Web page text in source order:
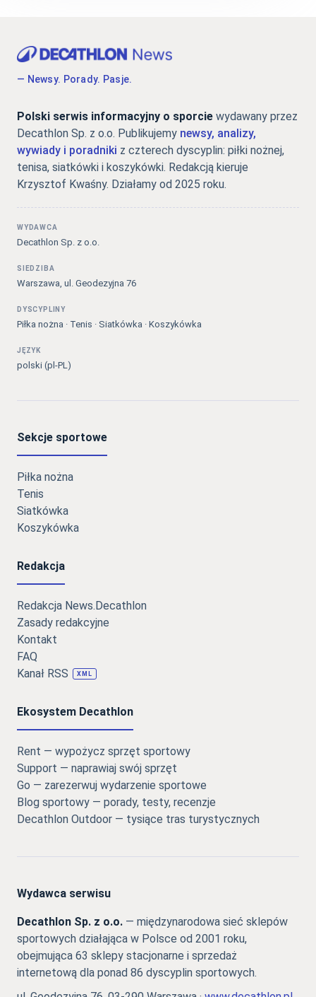
— Newsy. Porady. Pasje.
Polski serwis informacyjny o sporcie wydawany przez
Decathlon Sp. z o.o. Publikujemy newsy, analizy,
wywiady i poradniki z czterech dyscyplin: piłki nożnej,
tenisa, siatkówki i koszykówki. Redakcją kieruje
Krzysztof Kwaśny. Działamy od 2025 roku.
WYDAWCA
Decathlon Sp. z o.o.
SIEDZIBA
Warszawa, ul. Geodezyjna 76
DYSCYPLINY
Piłka nożna · Tenis · Siatkówka · Koszykówka
JĘZYK
polski (pl-PL)
Sekcje sportowe
Piłka nożna
Tenis
Siatkówka
Koszykówka
Redakcja
Redakcja News.Decathlon
Zasady redakcyjne
Kontakt
FAQ
Kanał RSS
XML
Ekosystem Decathlon
Rent — wypożycz sprzęt sportowy
Support — naprawiaj swój sprzęt
Go — zarezerwuj wydarzenie sportowe
Blog sportowy — porady, testy, recenzje
Decathlon Outdoor — tysiące tras turystycznych
Wydawca serwisu
Decathlon Sp. z o.o. — międzynarodowa sieć sklepów
sportowych działająca w Polsce od 2001 roku,
obejmująca 63 sklepy stacjonarne i sprzedaż
internetową dla ponad 86 dyscyplin sportowych.